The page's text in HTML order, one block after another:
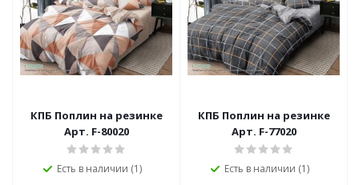
КПБ Поплин на резинке
Арт. F-80020
Есть в наличии (1)
КПБ Поплин на резинке
Арт. F-77020
Есть в наличии (1)